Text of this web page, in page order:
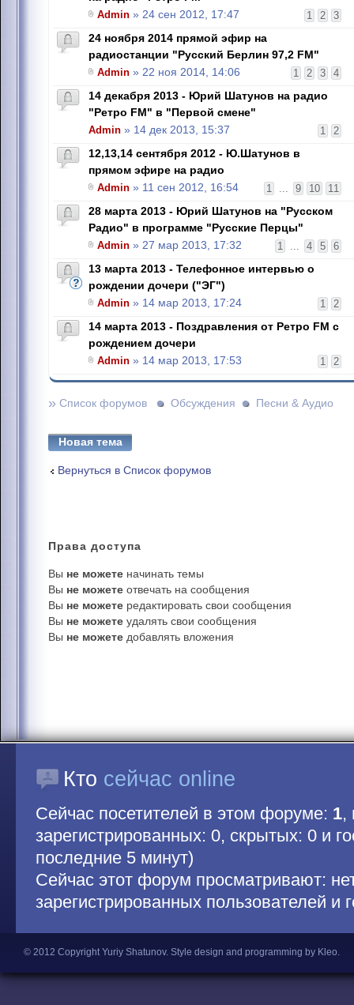
1 2 3
Admin » 24 сен 2012, 17:47
24 ноября 2014 прямой эфир на
радиостанции "Русский Берлин 97,2 FM"
1 2 3 4
Admin » 22 ноя 2014, 14:06
14 декабря 2013 - Юрий Шатунов на радио
"Ретро FM" в "Первой смене"
1 2
Admin » 14 дек 2013, 15:37
12,13,14 сентября 2012 - Ю.Шатунов в
прямом эфире на радио
1 ... 9 10 11
Admin » 11 сен 2012, 16:54
28 марта 2013 - Юрий Шатунов на "Русском
Радио" в программе "Русские Перцы"
1 ... 4 5 6
Admin » 27 мар 2013, 17:32
13 марта 2013 - Телефонное интервью о
рождении дочери ("ЭГ")
1 2
Admin » 14 мар 2013, 17:24
14 марта 2013 - Поздравления от Ретро FM с
рождением дочери
1 2
Admin » 14 мар 2013, 17:53
» Список форумов Обсуждения Песни & Аудио
Новая тема
Вернуться в Список форумов
Права доступа
Вы не можете начинать темы
Вы не можете отвечать на сообщения
Вы не можете редактировать свои сообщения
Вы не можете удалять свои сообщения
Вы не можете добавлять вложения
Кто сейчас online
Сейчас посетителей в этом форуме: 1,
зарегистрированных: 0, скрытых: 0 и
последние 5 минут)
Сейчас этот форум просматривают:
зарегистрированных пользователей и
© 2012 Copyright Yuriy Shatunov. Style design and programming by Kleo.